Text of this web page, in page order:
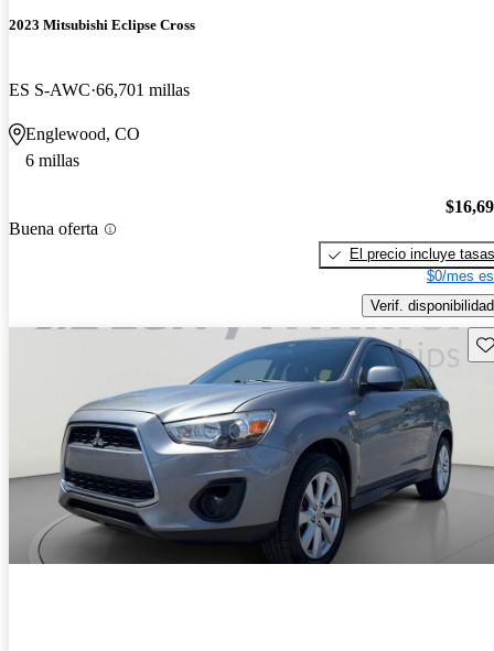
2023 Mitsubishi Eclipse Cross
ES S-AWC 66,701 millas
Englewood, CO
6 millas
Buena oferta
El precio incluye tasas
$0/mes
Verif. disponibilidad